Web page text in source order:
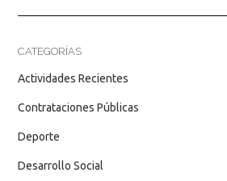
CATEGORÍAS
Actividades Recientes
Contrataciones Públicas
Deporte
Desarrollo Social